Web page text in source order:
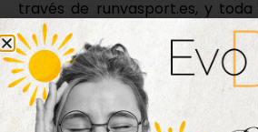
través de runvasport.es, y
irá publicando en las redes
(@torderunning en Instagram
organización ya ha
traerá novedades importantes
público.